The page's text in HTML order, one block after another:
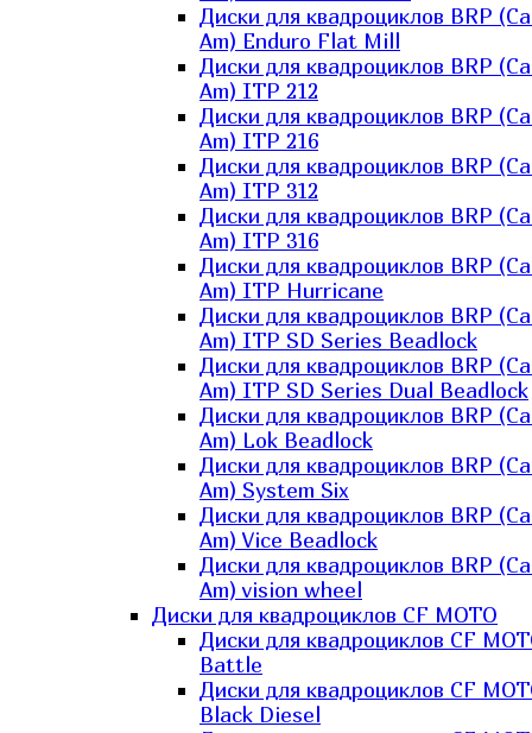
Диски для квадроциклов BRP
Am) Enduro Flat Mill
Диски для квадроциклов BRP
Am) ITP 212
Диски для квадроциклов BRP
Am) ITP 216
Диски для квадроциклов BRP
Am) ITP 312
Диски для квадроциклов BRP
Am) ITP 316
Диски для квадроциклов BRP
Am) ITP Hurricane
Диски для квадроциклов BRP
Am) ITP SD Series Beadlock
Диски для квадроциклов BRP
Am) ITP SD Series Dual Beadlock
Диски для квадроциклов BRP
Am) Lok Beadlock
Диски для квадроциклов BRP
Am) System Six
Диски для квадроциклов BRP
Am) Vice Beadlock
Диски для квадроциклов BRP
Am) vision wheel
Диски для квадроциклов CF MOTO
Диски для квадроциклов CF
Battle
Диски для квадроциклов CF
Black Diesel